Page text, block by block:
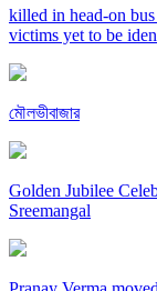
killed in head-on
victims yet to be
মৌলভীবাজার
Golden Jubilee
Sreemangal